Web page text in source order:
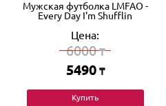
Мужская футболка LMFAO -
Every Day I'm Shufflin
Цена:
6000₸
5490 ₸
Купить